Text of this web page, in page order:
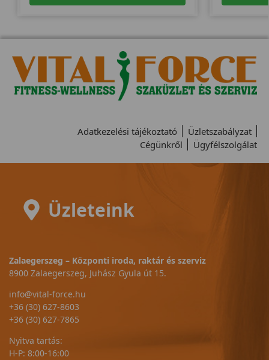
Adatkezelési tájékoztató
Üzletszabályzat
Cégünkről
Ügyfélszolgálat
Üzleteink
Zalaegerszeg – Központi iroda, raktár és szerviz
8900 Zalaegerszeg, Juhász Gyula út 15.
info@vital-force.hu
+36 (30) 627-8603
+36 (30) 627-7865
Nyitva tartás:
H-P: 8:00-16:00